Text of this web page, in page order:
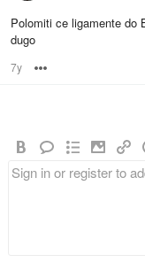
Polomiti ce ligamente do
dugo
7y